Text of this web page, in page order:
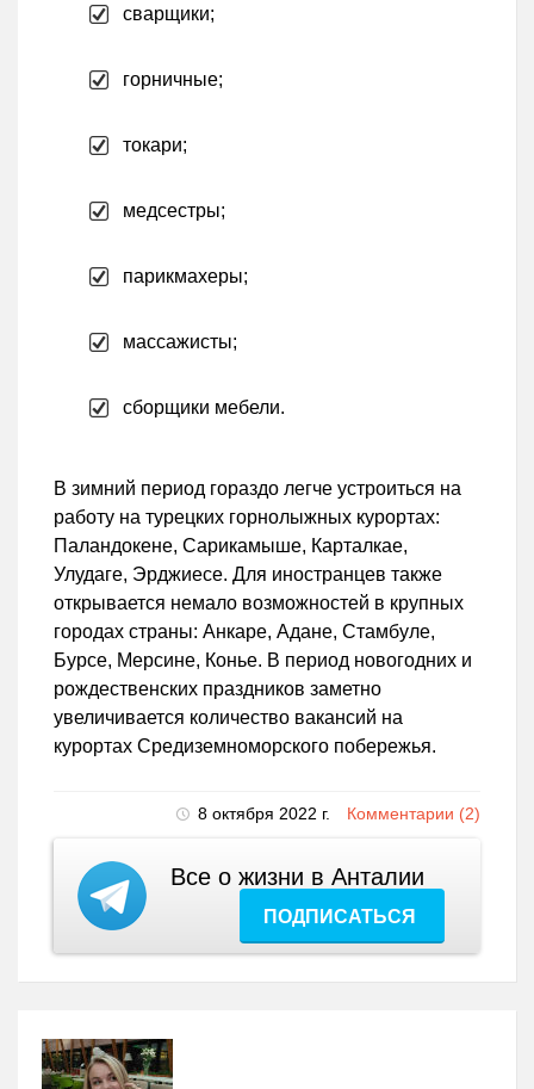
сварщики;
горничные;
токари;
медсестры;
парикмахеры;
массажисты;
сборщики мебели.
В зимний период гораздо легче устроиться на
работу на турецких горнолыжных курортах:
Паландокене, Сарикамыше, Карталкае,
Улудаге, Эрджиесе. Для иностранцев также
открывается немало возможностей в крупных
городах страны: Анкаре, Адане, Стамбуле,
Бурсе, Мерсине, Конье. В период новогодних и
рождественских праздников заметно
увеличивается количество вакансий на
курортах Средиземноморского побережья.
8 октября 2022 г. Комментарии (2)
Все о жизни в Анталии
ПОДПИСАТЬСЯ